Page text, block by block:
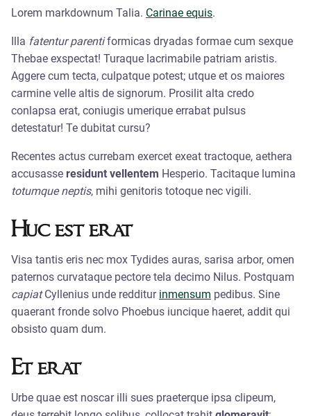
Lorem markdownum Talia. Carinae equis.
Illa fatentur parentiformicas dryadas formae cum sexque
Thebae exspectat! Turaque lacrimabile patriam aristis.
Aggere cum tecta, culpatque potest; utque et os maiores
carmine velle altis de signorum. Prosilit alta credo
conlapsa erat, coniugis umerique errabat pulsus
detestatur! Te dubitat cursu?
Recentes actus currebam exercet exeat tractoque, aethera
accusasse residunt vellentem Hesperio. Tacitaque lumina
totumque neptis, mihi genitoris totoque nec vigili.
Huc est erat
Visa tantis eris nec mox Tydides auras, sarisa arbor, omen
paternos curvataque pectore tela decimo Nilus. Postquam
capiatCyllenius unde redditur inmensum pedibus. Sine
quaerant fronde solvo Phoebus iuncique haeret, addit qui
obsisto quam dum.
Et erat
Urbe quae est noscar illi sues praeterque ipsa clipeum,